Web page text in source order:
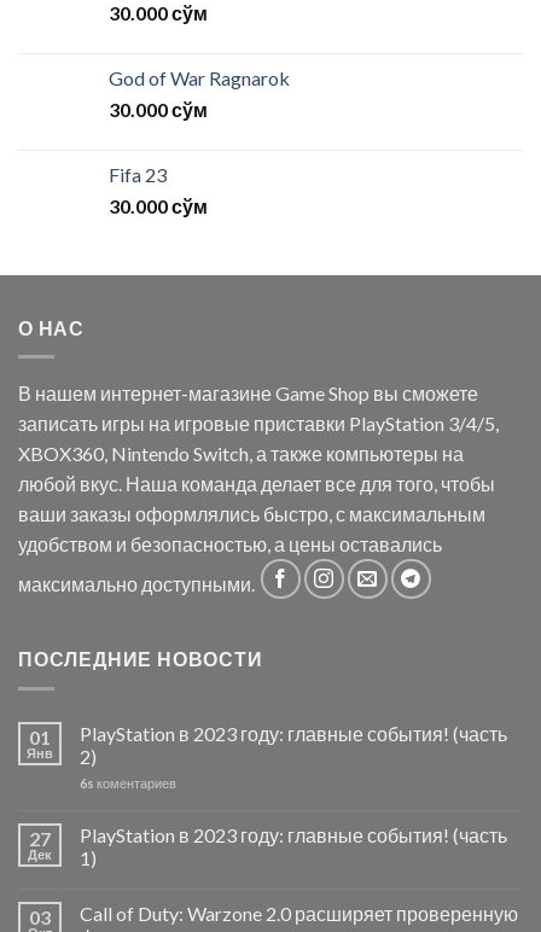
30.000сўм
God of War Ragnarok
30.000сўм
Fifa 23
30.000сўм
О НАС
В нашем интернет-магазине Game Shop вы сможете
записать игры на игровые приставки PlayStation 3/4/5,
XBOX360, Nintendo Switch, а также компьютеры на
любой вкус. Наша команда делает все для того, чтобы
ваши заказы оформлялись быстро, с максимальным
удобством и безопасностью, а цены оставались
максимально доступными.
ПОСЛЕДНИЕ НОВОСТИ
01
Янв
PlayStation в 2023 году: главные события! (часть
2)
6s коментариев
27
Дек
PlayStation в 2023 году: главные события! (часть
1)
03
Call of Duty: Warzone 2.0 расширяет проверенную